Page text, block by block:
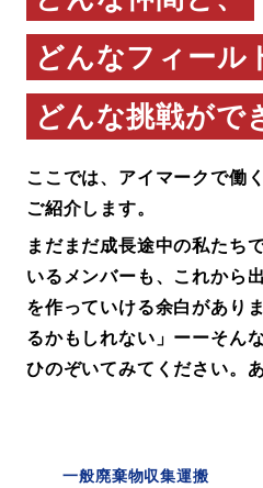
どんなフィール
どんな挑戦がで
ここでは、アイマークで働
ご紹介します。
まだまだ成長途中の私たち
いるメンバーも、これから
を作っていける余白がありま
るかもしれない」ーーそん
ひのぞいてみてください。
一般廃棄物収集運搬